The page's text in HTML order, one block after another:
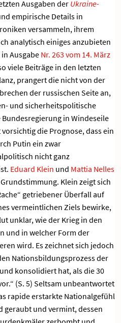
Ausgaben der Ukraine-
empirische Details in
versammeln, ihrem
analytisch einiges anzubieten
Ausgabe Nr. 263 vom 14. März
viele Beiträge in den letzten
prangert die nicht von der
der russischen Seite an,
und sicherheitspolitische
in Windeseile
die Prognose, dass ein
Putin ein zwar
nicht ganz
Eduard Klein und Mattia Nelles
Klein zeigt sich
getriebener Überfall auf
vermeintlichen Ziels bewirke,
unklar, wie der Krieg in den
und in welcher Form der
wird. Es zeichnet sich jedoch
Nationsbildungsprozess der
konsolidiert hat, als die 30
(S. 5) Seltsam unbeantwortet
rapide erstarkte Nationalgefühl
geraubt und vermint, dessen